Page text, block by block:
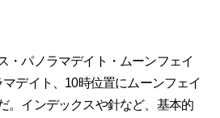
・パノラマデイト・ムーンフェイ
デイト、10時位置にムーンフェイ
。インデックスや針など、基本的